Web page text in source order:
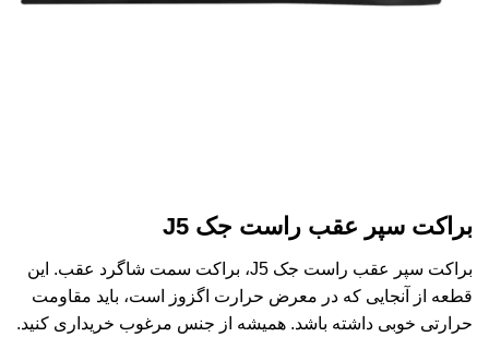
براکت سپر عقب راست جک J5
براکت سپر عقب راست جک J5، براکت سمت شاگرد عقب. این
قطعه از آنجایی که در معرض حرارت اگزوز است، باید مقاومت
حرارتی خوبی داشته باشد. همیشه از جنس مرغوب خریداری کنید.